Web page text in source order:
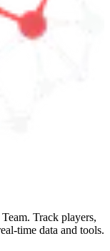
Track players,
time data and tools.